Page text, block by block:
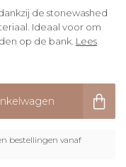
de stonewashed
Ideaal voor om
op de bank. Lees
bestellingen vanaf